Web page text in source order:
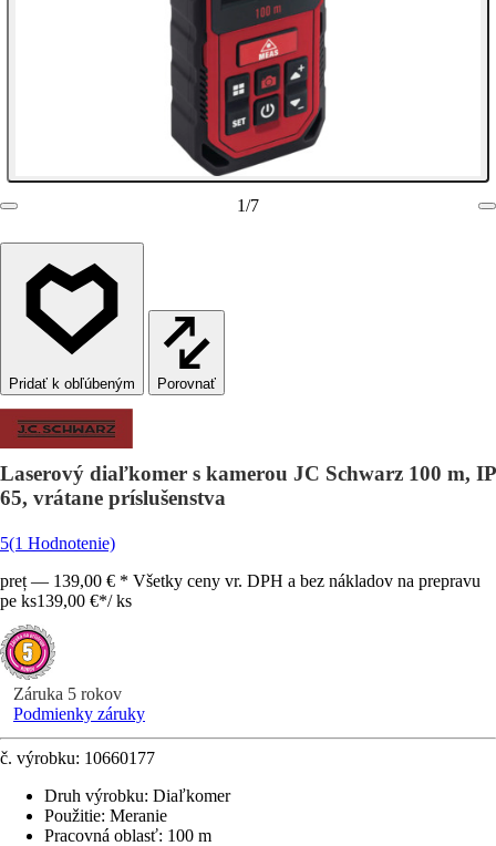
1/7
Porovnať
Laserový diaľkomer s kamerou JC Schwarz 100 m, IP
65, vrátane príslušenstva
5(1 Hodnotenie)
preț — 139,00 € * Všetky ceny vr. DPH a bez nákladov na prepravu
pe ks139,00 €*/ ks
Záruka 5 rokov
Podmienky záruky
č. výrobku: 10660177
Druh výrobku: Diaľkomer
Použitie: Meranie
Pracovná oblasť: 100 m